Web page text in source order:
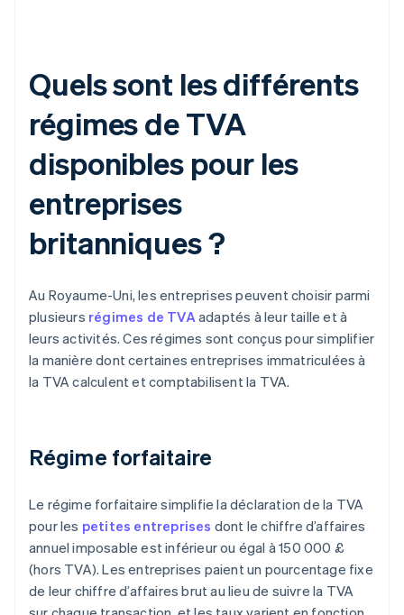
Quels sont les différents
régimes de TVA
disponibles pour les
entreprises
britanniques ?
Au Royaume-Uni, les entreprises peuvent choisir parmi
plusieurs régimes de TVAadaptés à leur taille et à
leurs activités. Ces régimes sont conçus pour simplifier
la manière dont certaines entreprises immatriculées à
la TVA calculent et comptabilisent la TVA.
Régime forfaitaire
Le régime forfaitaire simplifie la déclaration de la TVA
pour les petites entreprises dont le chiffre d’affaires
annuel imposable est inférieur ou égal à 150 000 £
(hors TVA). Les entreprises paient un pourcentage fixe
de leur chiffre d’affaires brut au lieu de suivre la TVA